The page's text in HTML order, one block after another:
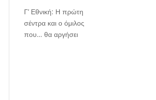
Γ’ Εθνική: Η πρώτη
σέντρα και ο όμιλος
που… θα αργήσει